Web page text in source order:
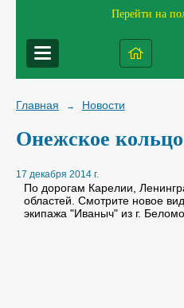
Перейти на
Главная → Новости
Онежское
17 декабря 2014 г.
По дорогам Карелии,
областей. Смотрите новое
экипажа "Иваныч" из г.